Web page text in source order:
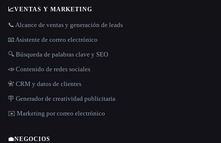
📈VENTAS Y MARKETING
📞 Alcance de ventas y generación de leads
📧 Asistente de correo electrónico
🔍 Búsqueda de palabras clave y SEO
📣 Contenido de redes sociales
📇 CRM y datos de clientes
🪧 Generador de creatividad publicitaria
✉️ Marketing por correo electrónico
💼NEGOCIOS